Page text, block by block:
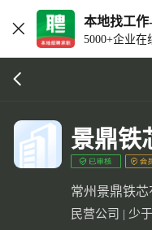
本地找工作
5000+企业在
景鼎铁
常州景鼎铁芯
民营公司 | 少